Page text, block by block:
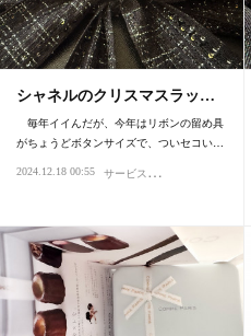
シャネルのクリスマスラッ…
毎年イイんだが、今年はリボンの留め具
がちょうどボタンサイズで、ついセコい…
2024.12.18 00:55 サ
ービス・おもてなし 買い